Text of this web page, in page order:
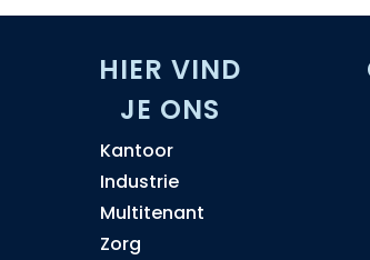
HIER VIND
JE ONS
Kantoor
Industrie
Multitenant
Zorg